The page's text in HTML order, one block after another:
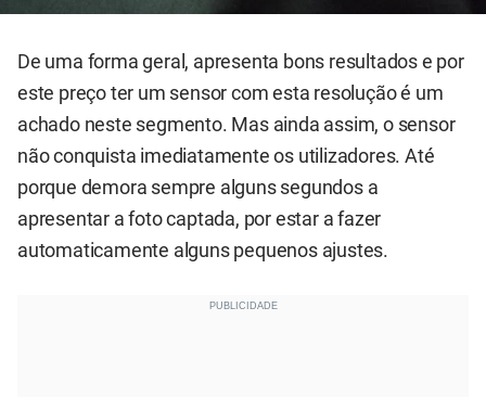
De uma forma geral, apresenta bons resultados e por
este preço ter um sensor com esta resolução é um
achado neste segmento. Mas ainda assim, o sensor
não conquista imediatamente os utilizadores. Até
porque demora sempre alguns segundos a
apresentar a foto captada, por estar a fazer
automaticamente alguns pequenos ajustes.